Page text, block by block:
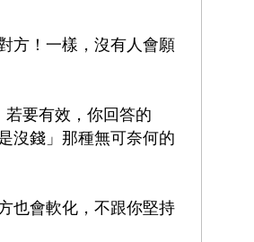
方！一樣，沒有人會願
要有效，你回答的
沒錢」那種無可奈何的
也會軟化，不跟你堅持